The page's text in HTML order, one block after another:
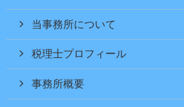
当事務所について
税理士プロフィール
事務所概要